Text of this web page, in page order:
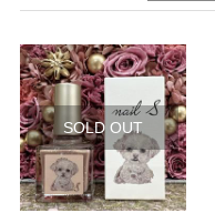
SOLD OUT